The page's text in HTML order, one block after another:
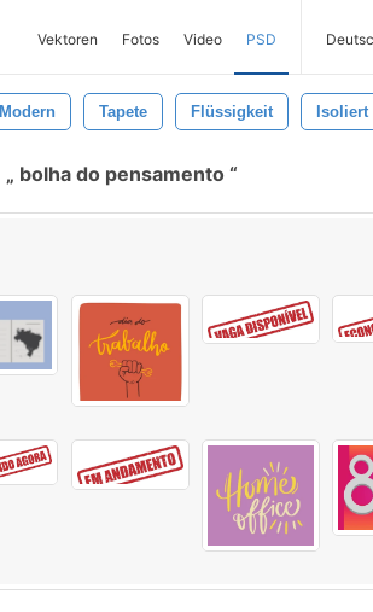
Vektoren Fotos Video PSD
Modern Tapete Flüssigkeit Isoliert
bolha do pensamento